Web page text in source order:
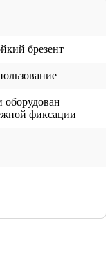
брезент
оборудован
фиксации